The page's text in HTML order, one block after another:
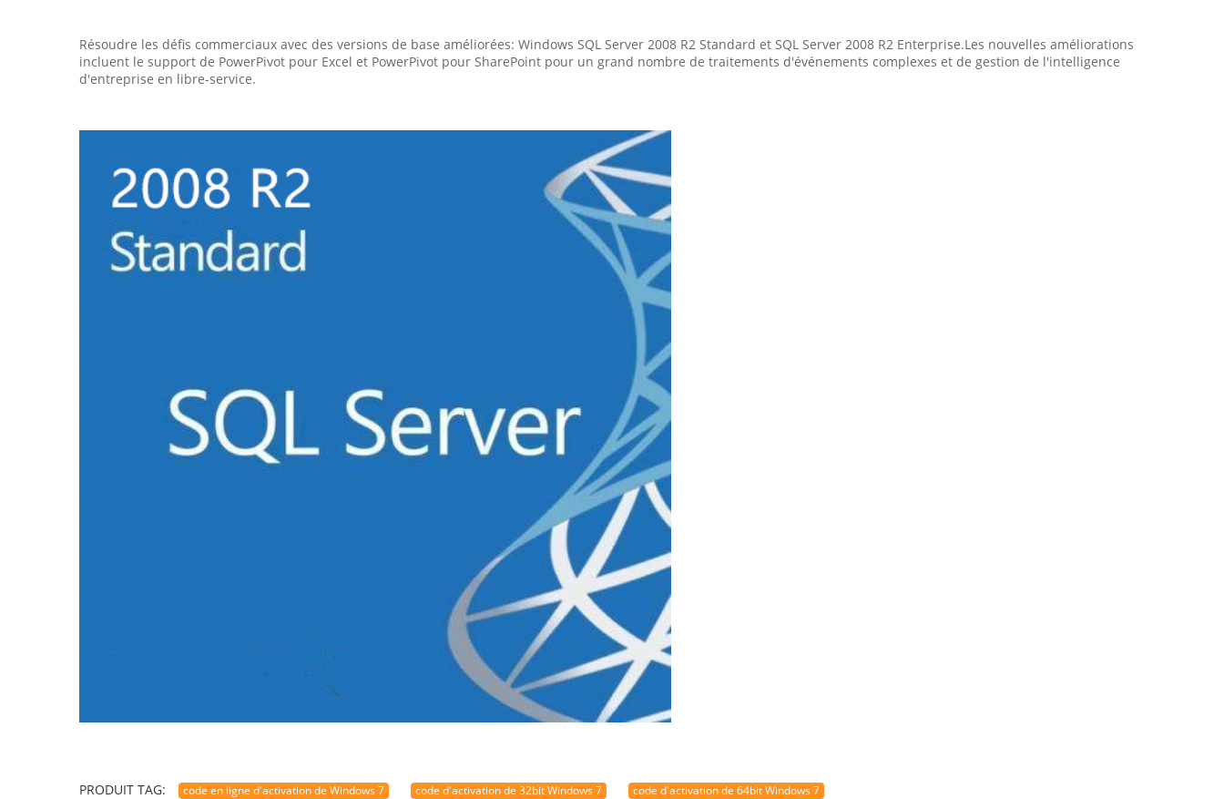
Résoudre les défis commerciaux avec des versions de base améliorées: Windows SQL Server 2008 R2 Standard et SQL Server 2008 R2 Enterprise.Les nouvelles améliorations
incluent le support de PowerPivot pour Excel et PowerPivot pour SharePoint pour un grand nombre de traitements d'événements complexes et de gestion de l'intelligence
d'entreprise en libre-service.
PRODUIT TAG: code en ligne d'activation de Windows 7 code d'activation de 32bit Windows 7 code d'activation de 64bit Windows 7